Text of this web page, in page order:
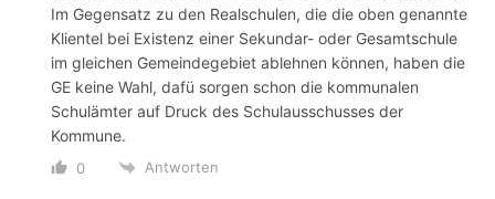
Im Gegensatz zu den Realschulen, die die oben genannte
Klientel bei Existenz einer Sekundar- oder Gesamtschule
im gleichen Gemeindegebiet ablehnen können, haben die
GE keine Wahl, dafü sorgen schon die kommunalen
Schulämter auf Druck des Schulausschusses der
Kommune.
0 Antworten